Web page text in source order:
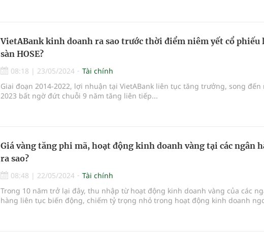
VietABank kinh doanh ra sao trước thời điểm niêm yết cổ phiếu
sàn HOSE?
08:18 | 23/05/2024
Tài chính
Giai đoạn 2014-2022, lợi nhuận tại VietABank liên tục tăng trưởng, song đến
2023 bất ngờ đứt chuỗi 9 năm tăng liên tiếp...
Giá vàng tăng phi mã, hoạt động kinh doanh vàng tại các ngân
ra sao?
08:48 | 22/05/2024
Tài chính
Trong 10 năm trở lại đây, thu nhập từ hoạt động kinh doanh vàng của các
hàng liên tục biến động, chiếm tỷ trọng nhỏ trong hoạt động kinh doanh